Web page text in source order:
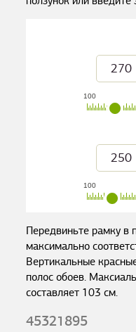
100
100
Передвиньте рамку в
максимально
Вертикальные
полос обоев.
составляет 103 см.
45321895